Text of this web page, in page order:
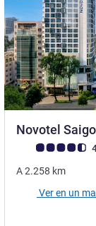
Novotel
Nota de clientes
A2.258 km
Ver en un